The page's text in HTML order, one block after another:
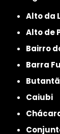
Alto da
Alto de
Bairro
Barra
Butantã
Caiubi